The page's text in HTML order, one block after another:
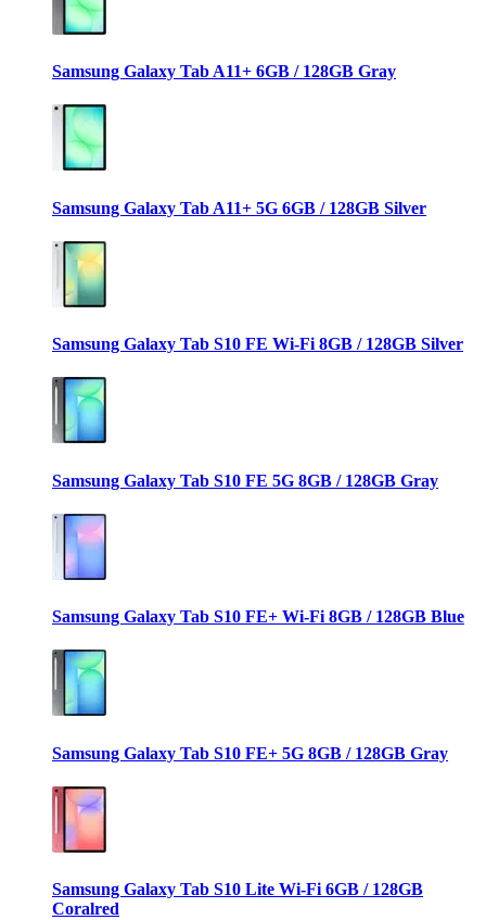
Samsung Galaxy Tab A11+ 6GB / 128GB Gray
Samsung Galaxy Tab A11+ 5G 6GB / 128GB Silver
Samsung Galaxy Tab S10 FE Wi-Fi 8GB / 128GB Silver
Samsung Galaxy Tab S10 FE 5G 8GB / 128GB Gray
Samsung Galaxy Tab S10 FE+ Wi-Fi 8GB / 128GB Blue
Samsung Galaxy Tab S10 FE+ 5G 8GB / 128GB Gray
Samsung Galaxy Tab S10 Lite Wi-Fi 6GB / 128GB
Coralred